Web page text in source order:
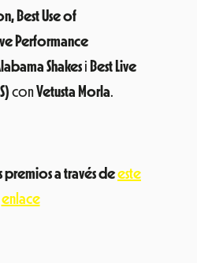
Best Use of
Performance
Shakesi Best Live
conVetusta Morla.
premios a través deeste
enlace